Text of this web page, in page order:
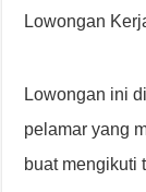
Lowongan
Lowongan ini
pelamar yang
buat mengikuti